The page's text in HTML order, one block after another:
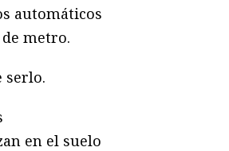
automáticos
metro.
serlo.
en el suelo